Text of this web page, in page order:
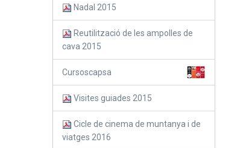
Nadal 2015
Reutilització de les ampolles de
cava 2015
Cursoscapsa
Visites guiades 2015
Cicle de cinema de muntanya i de
viatges 2016